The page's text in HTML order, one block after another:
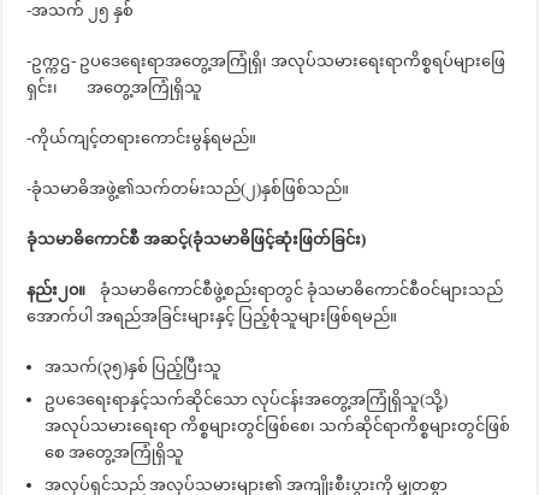
-အသက် ၂၅ နှစ်
-ဥက္ကဌ- ဥပဒေရေးရာအတွေ့အကြုံရှိ၊ အလုပ်သမားရေးရာကိစ္စရပ်များဖြေ
ရှင်း၊ အတွေ့အကြုံရှိသူ
-ကိုယ်ကျင့်တရားကောင်းမွန်ရမည်။
-ခုံသမာဓိအဖွဲ့၏သက်တမ်းသည်(၂)နှစ်ဖြစ်သည်။
ခုံသမာဓိကောင်စီ အဆင့်(ခုံသမာဓိဖြင့်ဆုံးဖြတ်ခြင်း)
နည်း၂၀။ ခုံသမာဓိကောင်စီဖွဲ့စည်းရာတွင် ခုံသမာဓိကောင်စီဝင်များသည်
အောက်ပါ အရည်အခြင်းများနှင့် ပြည့်စုံသူများဖြစ်ရမည်။
အသက်(၃၅)နှစ် ပြည့်ပြီးသူ
ဥပဒေရေးရာနှင့်သက်ဆိုင်သော လုပ်ငန်းအတွေ့အကြုံရှိသူ(သို့)
အလုပ်သမားရေးရာ ကိစ္စများတွင်ဖြစ်စေ၊ သက်ဆိုင်ရာကိစ္စများတွင်ဖြစ်
စေ အတွေ့အကြုံရှိသူ
အလုပ်ရှင်သည် အလုပ်သမားများ၏ အကျိုးစီးပွားကို မျှတစွာ